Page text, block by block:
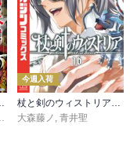
Parum
今週入荷
大森藤ノ 青井聖